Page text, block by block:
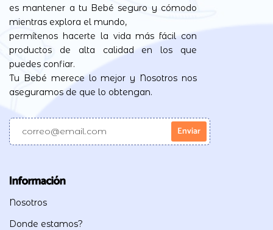
es mantener a tu Bebé seguro y cómodo
mientras explora el mundo,
permítenos hacerte la vida más fácil con
productos de alta calidad en los que
puedes confiar.
Tu Bebé merece lo mejor y Nosotros nos
aseguramos de que lo obtengan.
Información
Nosotros
Donde estamos?